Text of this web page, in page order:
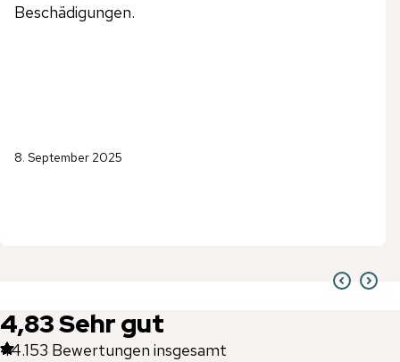
Beschädigungen.
8. September 2025
4,83Sehr gut
44.153 Bewertungen insgesamt